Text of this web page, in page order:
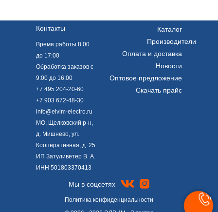
Контакты Каталог
Время работы 8:00
до 17:00
Обработка заказов с
9:00 до 16:00
+7 495 204-20-60
+7 903 672-48-30
info@elvim-electro.ru
МО, Щелковский р-н,
д. Мишнево, ул.
Кооперативная, д. 25
ИП Затуливетер В. А.
ИНН 501803370413
Политика конфиденциальности
Мы в соцсетях
Оптовое предложение
Скачать прайс
Оплата и доставка
Новости
Производители